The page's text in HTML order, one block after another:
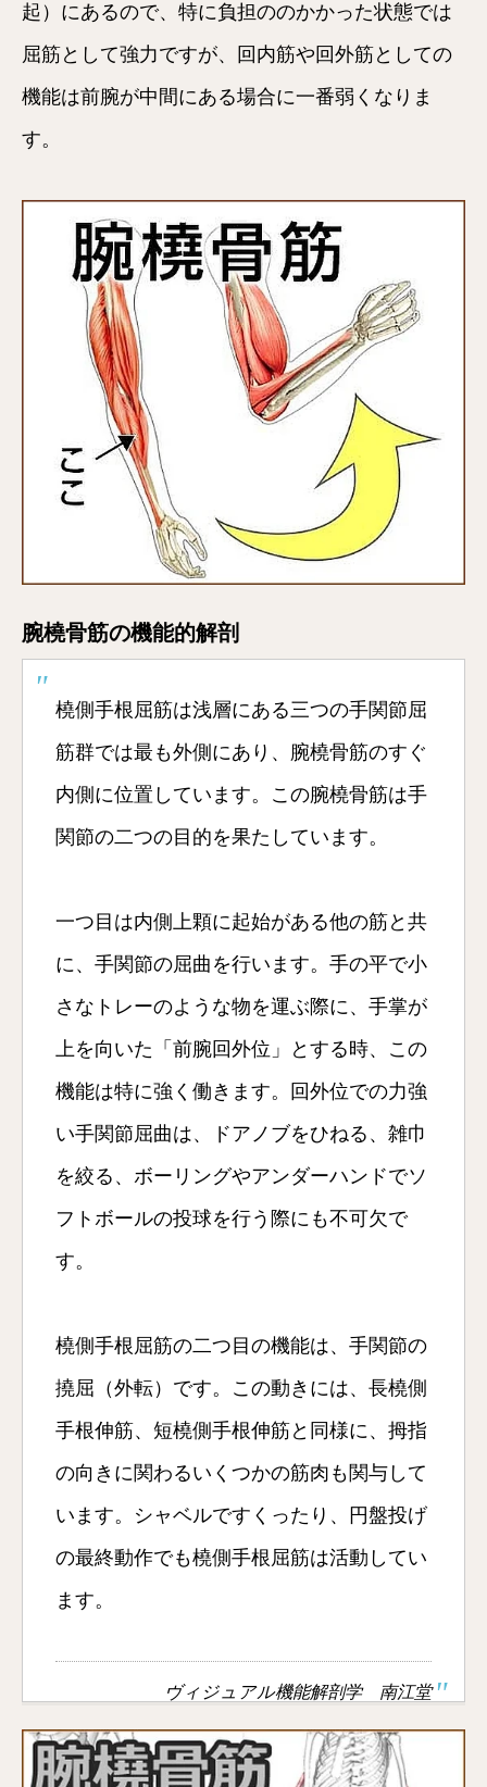
起）にあるので、特に負担ののかかった状態では
屈筋として強力ですが、回内筋や回外筋としての
機能は前腕が中間にある場合に一番弱くなりま
す。
腕橈骨筋の機能的解剖
橈側手根屈筋は浅層にある三つの手関節屈
筋群では最も外側にあり、腕橈骨筋のすぐ
内側に位置しています。この腕橈骨筋は手
関節の二つの目的を果たしています。
一つ目は内側上顆に起始がある他の筋と共
に、手関節の屈曲を行います。手の平で小
さなトレーのような物を運ぶ際に、手掌が
上を向いた「前腕回外位」とする時、この
機能は特に強く働きます。回外位での力強
い手関節屈曲は、ドアノブをひねる、雑巾
を絞る、ボーリングやアンダーハンドでソ
フトボールの投球を行う際にも不可欠で
す。
橈側手根屈筋の二つ目の機能は、手関節の
撓屈（外転）です。この動きには、長橈側
手根伸筋、短橈側手根伸筋と同様に、拇指
の向きに関わるいくつかの筋肉も関与して
います。シャベルですくったり、円盤投げ
の最終動作でも橈側手根屈筋は活動してい
ます。
ヴィジュアル機能解剖学 南江堂